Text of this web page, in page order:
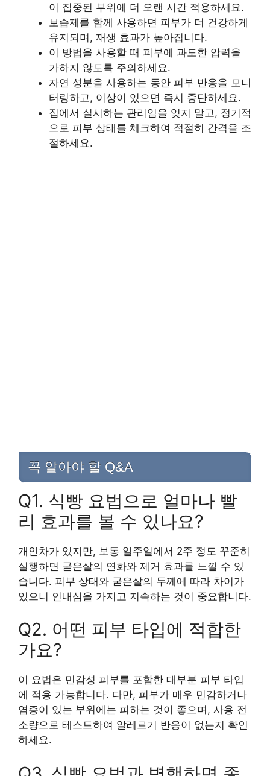
이 집중된 부위에 더 오랜 시간 적용하세요.
보습제를 함께 사용하면 피부가 더 건강하게
유지되며, 재생 효과가 높아집니다.
이 방법을 사용할 때 피부에 과도한 압력을
가하지 않도록 주의하세요.
자연 성분을 사용하는 동안 피부 반응을 모니
터링하고, 이상이 있으면 즉시 중단하세요.
집에서 실시하는 관리임을 잊지 말고, 정기적
으로 피부 상태를 체크하여 적절히 간격을 조
절하세요.
꼭 알아야 할 Q&A
Q1. 식빵 요법으로 얼마나 빨
리 효과를 볼 수 있나요?
개인차가 있지만, 보통 일주일에서 2주 정도 꾸준히
실행하면 굳은살의 연화와 제거 효과를 느낄 수 있
습니다. 피부 상태와 굳은살의 두께에 따라 차이가
있으니 인내심을 가지고 지속하는 것이 중요합니다.
Q2. 어떤 피부 타입에 적합한
가요?
이 요법은 민감성 피부를 포함한 대부분 피부 타입
에 적용 가능합니다. 다만, 피부가 매우 민감하거나
염증이 있는 부위에는 피하는 것이 좋으며, 사용 전
소량으로 테스트하여 알레르기 반응이 없는지 확인
하세요.